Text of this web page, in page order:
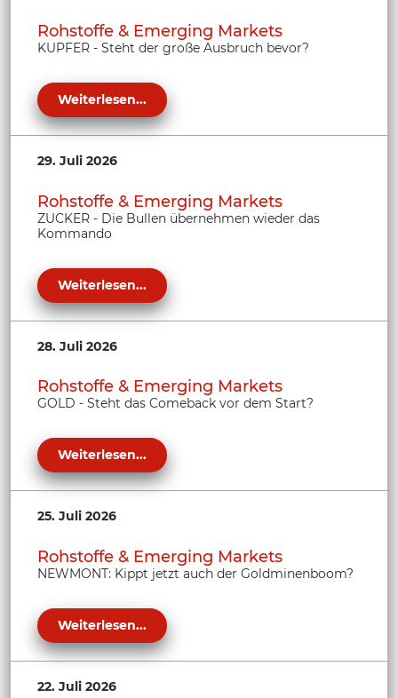
Rohstoffe & Emerging Markets
KUPFER - Steht der große Ausbruch bevor?
Weiterlesen...
29. Juli 2026
Rohstoffe & Emerging Markets
ZUCKER - Die Bullen übernehmen wieder das
Kommando
Weiterlesen...
28. Juli 2026
Rohstoffe & Emerging Markets
GOLD - Steht das Comeback vor dem Start?
Weiterlesen...
25. Juli 2026
Rohstoffe & Emerging Markets
NEWMONT: Kippt jetzt auch der Goldminenboom?
Weiterlesen...
22. Juli 2026